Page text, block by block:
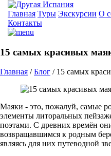
Главная Туры Экскурсии О
Контакты
15 самых красивых
Главная /Блог / 15 самых
Маяки - это, пожалуй, самые
элементы литоральных
поэтами. С древних времён
возвращавшимся к родным
являясь для них путеводной